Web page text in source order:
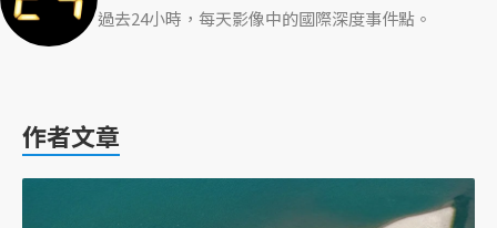
過去24小時，每天影像中的國際深度事件點。
作者文章